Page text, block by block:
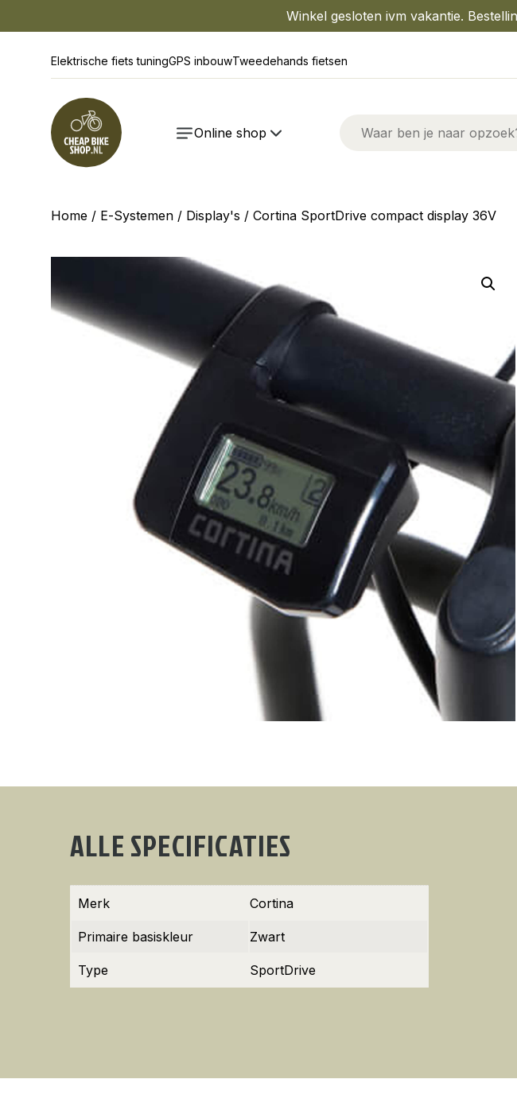
Winkel gesloten ivm vakantie.
Elektrische fiets tuningGPS inbouwTweedehands fietsen
Online shop
Home / E-Systemen / Display's / Cortina SportDrive compact display 36V
ALLE SPECIFICATIES
Merk Cortina
Primaire basiskleur Zwart
Type SportDrive